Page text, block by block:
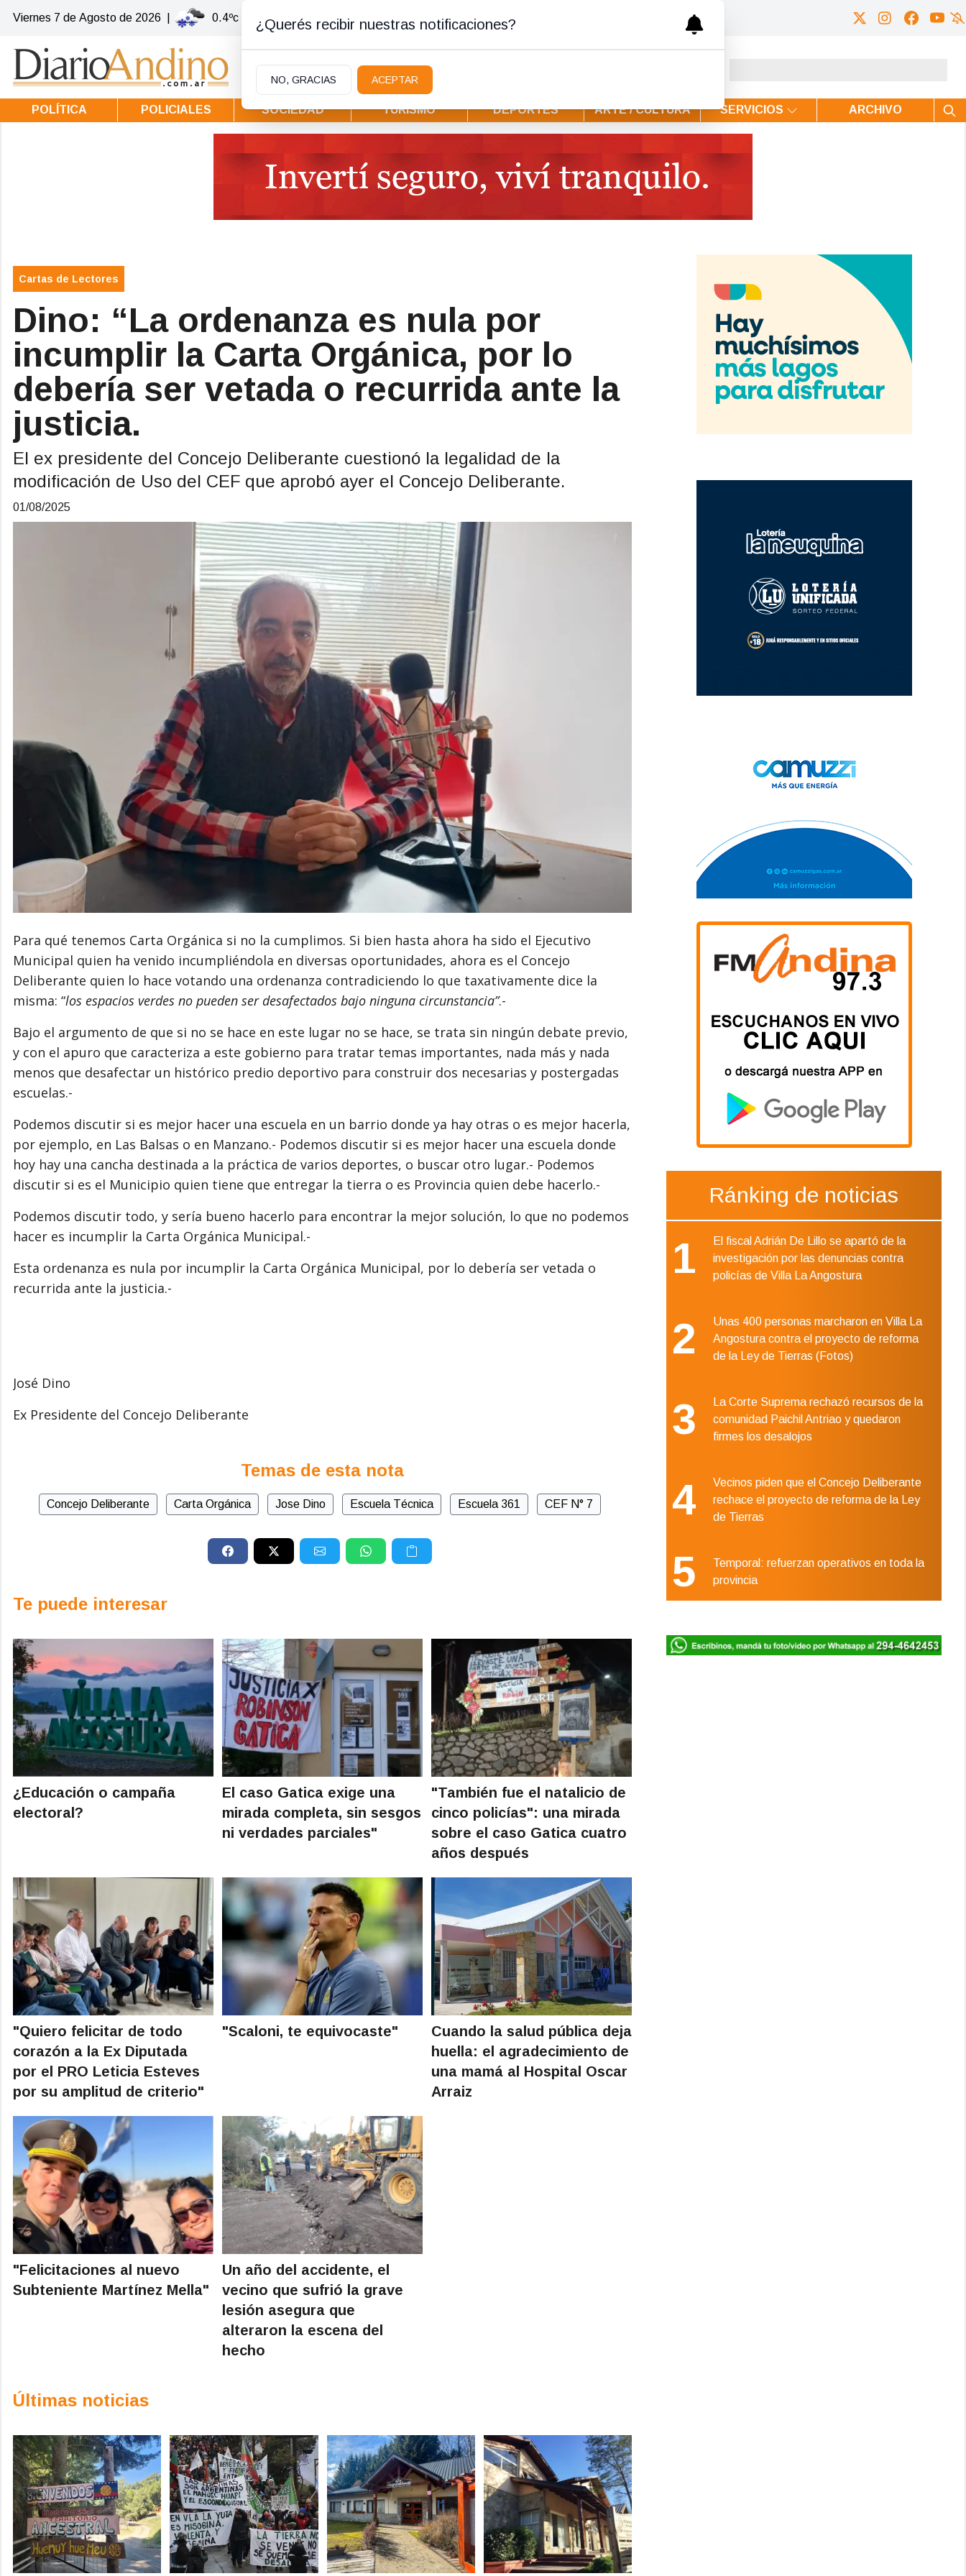
Viernes 7 de Agosto de 2026 0.4ºc | Villa la Angostura
POLÍTICA POLICIALES SOCIEDAD TURISMO DEPORTES ARTE / CULTURA SERVICIOS ARCHIVO
Cartas de Lectores
Dino: “La ordenanza es nula por
incumplir la Carta Orgánica, por lo
debería ser vetada o recurrida ante la
justicia.
El ex presidente del Concejo Deliberante cuestionó la legalidad de la
modificación de Uso del CEF que aprobó ayer el Concejo Deliberante.
01/08/2025
Para qué tenemos Carta Orgánica si no la cumplimos. Si bien hasta ahora ha sido el Ejecutivo
Municipal quien ha venido incumpliéndola en diversas oportunidades, ahora es el Concejo
Deliberante quien lo hace votando una ordenanza contradiciendo lo que taxativamente dice la
misma: “los espacios verdes no pueden ser desafectados bajo ninguna circunstancia”.-
Bajo el argumento de que si no se hace en este lugar no se hace, se trata sin ningún debate previo,
y con el apuro que caracteriza a este gobierno para tratar temas importantes, nada más y nada
menos que desafectar un histórico predio deportivo para construir dos necesarias y postergadas
escuelas.-
Podemos discutir si es mejor hacer una escuela en un barrio donde ya hay otras o es mejor hacerla,
por ejemplo, en Las Balsas o en Manzano.- Podemos discutir si es mejor hacer una escuela donde
hoy hay una cancha destinada a la práctica de varios deportes, o buscar otro lugar.- Podemos
discutir si es el Municipio quien tiene que entregar la tierra o es Provincia quien debe hacerlo.-
Podemos discutir todo, y sería bueno hacerlo para encontrar la mejor solución, lo que no podemos
hacer es incumplir la Carta Orgánica Municipal.-
Esta ordenanza es nula por incumplir la Carta Orgánica Municipal, por lo debería ser vetada o
recurrida ante la justicia.-
José Dino
Ex Presidente del Concejo Deliberante
Temas de esta nota
Concejo Deliberante Carta Orgánica Jose Dino Escuela Técnica Escuela 361 CEF N° 7
Te puede interesar
¿Educación o campaña
electoral?
El caso Gatica exige una
mirada completa, sin sesgos
ni verdades parciales"
"También fue el natalicio de
cinco policías": una mirada
sobre el caso Gatica cuatro
años después
"Quiero felicitar de todo
corazón a la Ex Diputada
por el PRO Leticia Esteves
por su amplitud de criterio"
"Scaloni, te equivocaste"
Cuando la salud pública deja
huella: el agradecimiento de
una mamá al Hospital Oscar
Arraiz
"Felicitaciones al nuevo
Subteniente Martínez Mella"
Un año del accidente, el
vecino que sufrió la grave
lesión asegura que
alteraron la escena del
hecho
Últimas noticias
Ránking de noticias
1
El fiscal Adrián De Lillo se apartó de la
investigación por las denuncias contra
policías de Villa La Angostura
2
Unas 400 personas marcharon en Villa La
Angostura contra el proyecto de reforma
de la Ley de Tierras (Fotos)
3
La Corte Suprema rechazó recursos de la
comunidad Paichil Antriao y quedaron
firmes los desalojos
4
Vecinos piden que el Concejo Deliberante
rechace el proyecto de reforma de la Ley
de Tierras
5
Temporal: refuerzan operativos en toda la
provincia
¿Querés recibir nuestras notificaciones?
NO, GRACIAS ACEPTAR